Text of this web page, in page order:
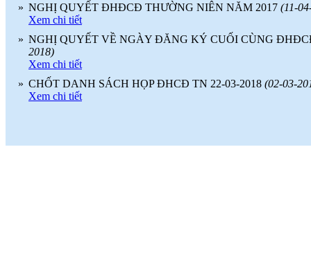
Dòng sản phẩm gạch ốp lát ứng dụng
công nghệ Nano thường có độ bóng
cao (2017-09-06)
Ứng dụng công nghệ nano trong sản
xuất gạch men
» NGHỊ QUYẾT ĐHĐCĐ THƯỜNG NIÊN NĂM 2017 (11-
Xem chi tiết
» NGHỊ QUYẾT VỀ NGÀY ĐĂNG KÝ CUỐI CÙNG
2018)
Xem chi tiết
» CHỐT DANH SÁCH HỌP ĐHCĐ TN 22-03-2018 (02-03-
Xem chi tiết